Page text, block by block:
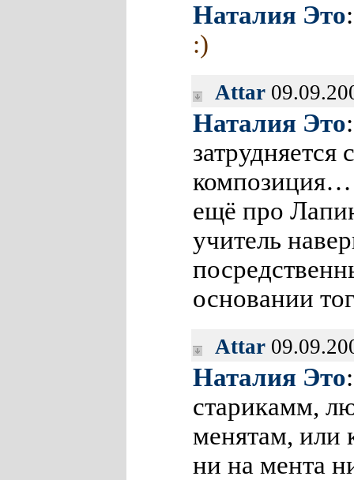
Наталия Это
:)
Attar
Наталия Это
затрудняется
композиция…
ещё про
учитель
основании
Attar
Наталия Это
старикамм,
менятам, или
ни на мента